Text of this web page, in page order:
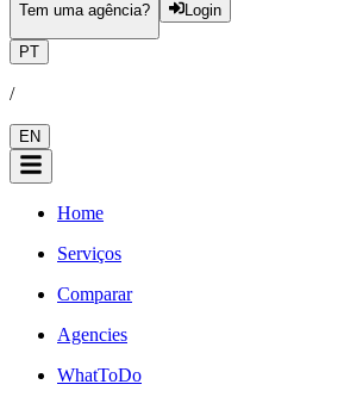
Tem uma agência? Login
PT
/
EN
Home
Serviços
Comparar
Agencies
WhatToDo